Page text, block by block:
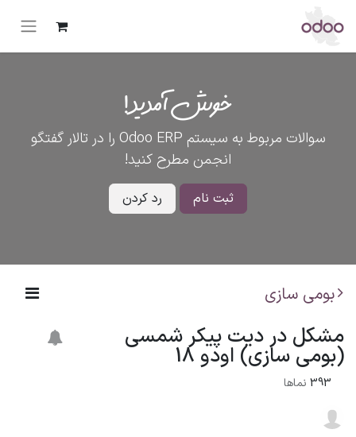
خوش آمدید!
سوالات مربوط به سیستم Odoo ERP را در تالار گفتگو
انجمن مطرح کنید!
ثبت نام رد کردن
بومی سازی
مشکل در دیت پیکر شمسی
(بومی سازی) اودو 18
393 نماها